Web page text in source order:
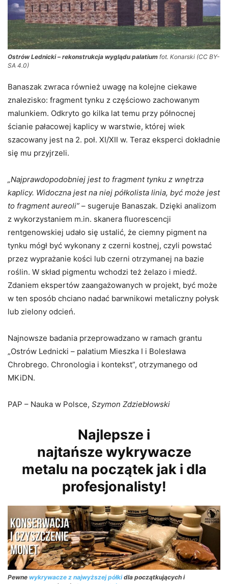
Ostrów Lednicki – rekonstrukcja wyglądu palatium fot. Konarski (CC BY-
SA 4.0)
Banaszak zwraca również uwagę na kolejne ciekawe
znalezisko: fragment tynku z częściowo zachowanym
malunkiem. Odkryto go kilka lat temu przy północnej
ścianie pałacowej kaplicy w warstwie, której wiek
szacowany jest na 2. poł. XI/XII w. Teraz eksperci dokładnie
się mu przyjrzeli.
„Najprawdopodobniej jest to fragment tynku z wnętrza
kaplicy. Widoczna jest na niej półkolista linia, być może jest
to fragment aureoli” – sugeruje Banaszak. Dzięki analizom
z wykorzystaniem m.in. skanera fluorescencji
rentgenowskiej udało się ustalić, że ciemny pigment na
tynku mógł być wykonany z czerni kostnej, czyli powstać
przez wyprażanie kości lub czerni otrzymanej na bazie
roślin. W skład pigmentu wchodzi też żelazo i miedź.
Zdaniem ekspertów zaangażowanych w projekt, być może
w ten sposób chciano nadać barwnikowi metaliczny połysk
lub zielony odcień.
Najnowsze badania przeprowadzano w ramach grantu
„Ostrów Lednicki – palatium Mieszka I i Bolesława
Chrobrego. Chronologia i kontekst”, otrzymanego od
MKiDN.
PAP – Nauka w Polsce, Szymon Zdziebłowski
Najlepsze i
najtańsze wykrywacze
metalu na początek jak i dla
profesjonalisty!
Pewne wykrywacze z najwyższej półkidla początkujących i